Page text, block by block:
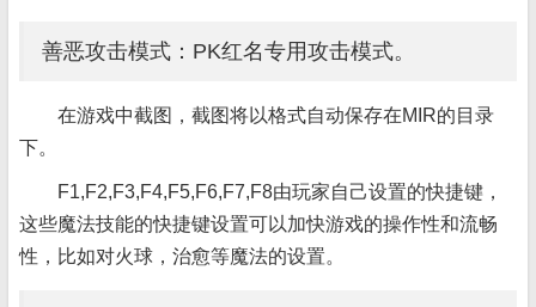
善恶攻击模式：PK红名专用攻击模式。
在游戏中截图，截图将以格式自动保存在MIR的目录
下。
F1,F2,F3,F4,F5,F6,F7,F8由玩家自己设置的快捷键，
这些魔法技能的快捷键设置可以加快游戏的操作性和流畅
性，比如对火球，治愈等魔法的设置。